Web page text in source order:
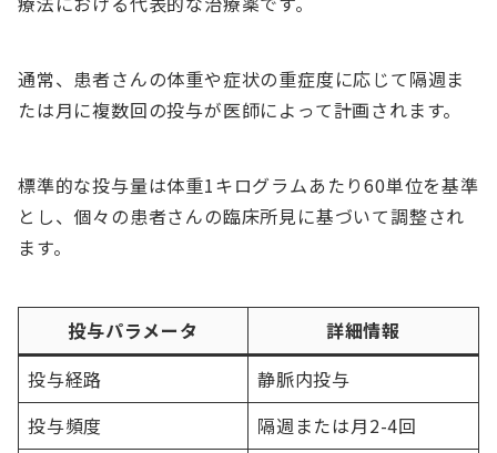
通常、患者さんの体重や症状の重症度に応じて隔週ま
たは月に複数回の投与が医師によって計画されます。
標準的な投与量は体重1キログラムあたり60単位を基準
とし、個々の患者さんの臨床所見に基づいて調整され
ます。
投与パラメータ
詳細情報
投与経路
静脈内投与
投与頻度
隔週または月2-4回